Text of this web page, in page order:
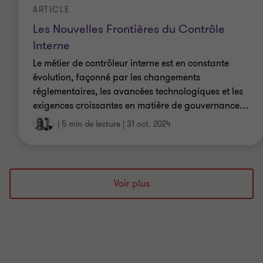
Les Nouvelles Frontières du Contrôle
Interne
ARTICLE
Le métier de contrôleur interne est en constante
évolution, façonné par les changements
réglementaires, les avancées technologiques et les
exigences croissantes en matière de gouvernance…
5 min de lecture 31 oct. 2024
Voir plus